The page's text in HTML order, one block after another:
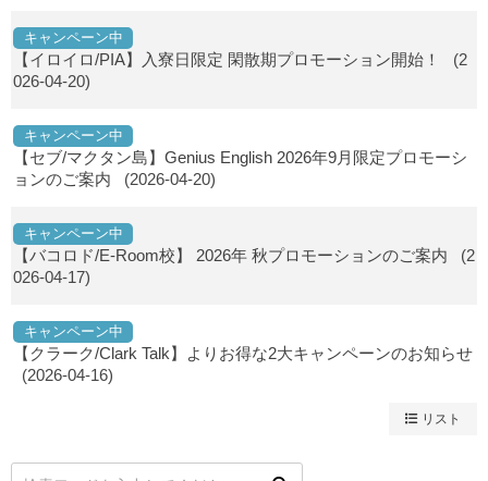
キャンペーン中
【イロイロ/PIA】入寮日限定 閑散期プロモーション開始！
(2
026-04-20)
キャンペーン中
【セブ/マクタン島】Genius English 2026年9月限定プロモーシ
ョンのご案内 (2026-04-20)
キャンペーン中
【バコロド/E-Room校】 2026年 秋プロモーションのご案内 (2
026-04-17)
キャンペーン中
【クラーク/Clark Talk】よりお得な2大キャンペーンのお知らせ
(2026-04-16)
リスト